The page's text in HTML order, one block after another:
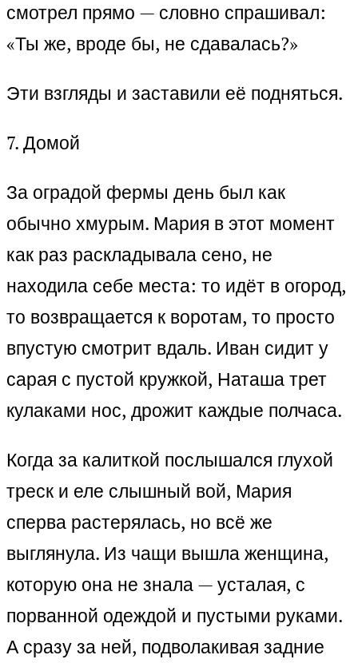
смотрел прямо — словно спрашивал:
«Ты же, вроде бы, не сдавалась?»
Эти взгляды и заставили её подняться.
7. Домой
За оградой фермы день был как
обычно хмурым. Мария в этот момент
как раз раскладывала сено, не
находила себе места: то идёт в огород,
то возвращается к воротам, то просто
впустую смотрит вдаль. Иван сидит у
сарая с пустой кружкой, Наташа трет
кулаками нос, дрожит каждые полчаса.
Когда за калиткой послышался глухой
треск и еле слышный вой, Мария
сперва растерялась, но всё же
выглянула. Из чащи вышла женщина,
которую она не знала — усталая, с
порванной одеждой и пустыми руками.
А сразу за ней, подволакивая задние